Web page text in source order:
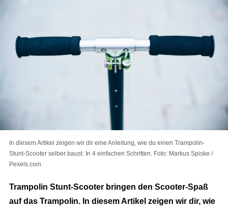
In diesem Artikel zeigen wir dir eine Anleitung, wie du einen Trampolin-
Stunt-Scooter selber baust. In 4 einfachen Schritten. Foto: Markus Spiske /
Pexels.com
Trampolin Stunt-Scooter bringen den Scooter-Spaß
auf das Trampolin. In diesem Artikel zeigen wir dir, wie